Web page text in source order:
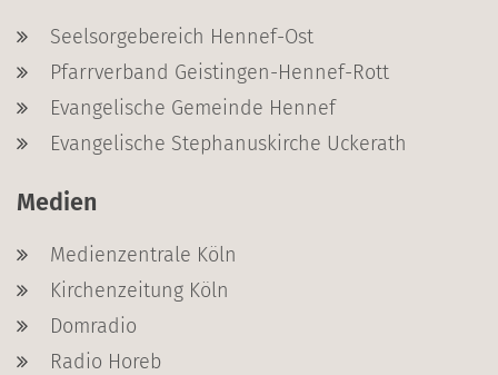
Seelsorgebereich Hennef-Ost
Pfarrverband Geistingen-Hennef-Rott
Evangelische Gemeinde Hennef
Evangelische Stephanuskirche Uckerath
Medien
Medienzentrale Köln
Kirchenzeitung Köln
Domradio
Radio Horeb